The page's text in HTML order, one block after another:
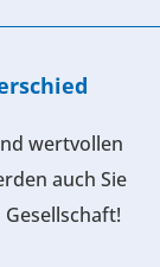
wertvollen
auch Sie